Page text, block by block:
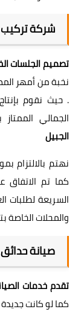
شركة
تصميم الجلسات
نخبة من أمهر
. حيث نقوم
الجمالي
الجبيل
نهتم بالالتزام
كما تم الاتفاق
السريعة لطلبات
والمحلات الخاصة
صيانة
تقدم خدمات
كما لو كانت